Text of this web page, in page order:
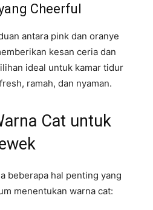
Cheerful
antara pink dan oranye
kesan ceria dan
ideal untuk kamar tidur
ramah, dan nyaman.
Cat untuk
beberapa hal penting yang
menentukan warna cat: